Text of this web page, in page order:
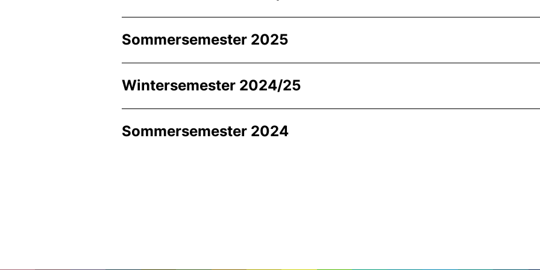
Sommersemester 2025
Wintersemester 2024/25
Sommersemester 2024